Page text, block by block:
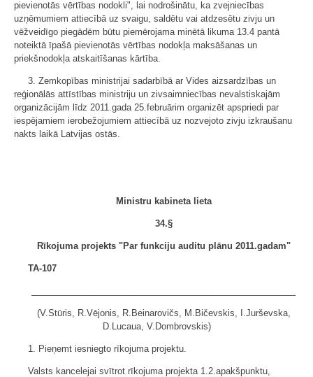
pievienotās vērtības nodokli", lai nodrošinātu, ka zvejniecības
uzņēmumiem attiecībā uz svaigu, saldētu vai atdzesētu zivju un
vēžveidīgo piegādēm būtu piemērojama minētā likuma 13.4 pantā
noteiktā īpašā pievienotās vērtības nodokļa maksāšanas un
priekšnodokļa atskaitīšanas kārtība.
3. Zemkopības ministrijai sadarbībā ar Vides aizsardzības un
reģionālās attīstības ministriju un zivsaimniecības nevalstiskajām
organizācijām līdz 2011.gada 25.februārim organizēt apspriedi par
iespējamiem ierobežojumiem attiecībā uz nozvejoto zivju izkraušanu
nakts laikā Latvijas ostās.
Ministru kabineta lieta
34.§
Rīkojuma projekts "Par funkciju auditu plānu 2011.gadam"
TA-107
(V.Stūris, R.Vējonis, R.Beinarovičs, M.Bičevskis, I.Jurševska,
D.Lucaua, V.Dombrovskis)
1. Pieņemt iesniegto rīkojuma projektu.
Valsts kancelejai svītrot rīkojuma projekta 1.2.apakšpunktu,